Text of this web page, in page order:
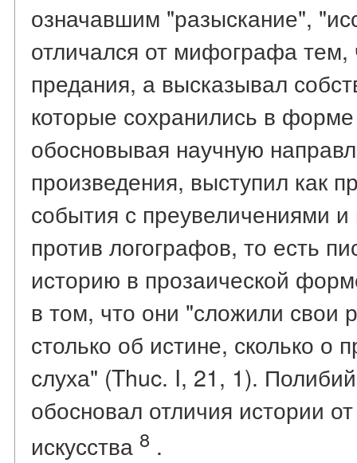
означавшим "разыскание",
отличался от мифографа тем,
предания, а высказывал
которые сохранились в
обосновывая научную
произведения, выступил как
события с преувеличениями
против логографов, то есть
историю в прозаической
в том, что они "сложили свои
столько об истине, сколько о
слуха" (Thuc. I, 21, 1).
обосновал отличия истории
искусства 8 .